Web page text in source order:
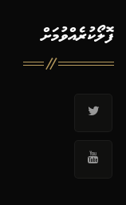
ފޮލޯކުރެއްވުމަށް